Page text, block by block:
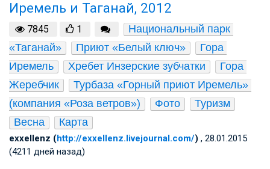
Иремель и Таганай, 2012
7845 1
Национальный парк
«Таганай»
Приют «Белый ключ»
Гора
Иремель
Хребет Инзерские зубчатки
Гора
Жеребчик
Турбаза «Горный приют Иремель»
(компания «Роза ветров»)
Фото
Туризм
Весна
Карта
exxellenz (http://exxellenz.livejournal.com/) , 28.01.2015
(4211 дней назад)